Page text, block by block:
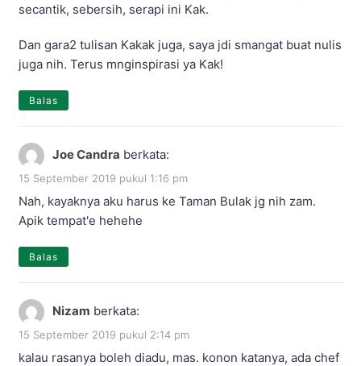
secantik, sebersih, serapi ini Kak.
Dan gara2 tulisan Kakak juga, saya jdi smangat buat nulis
juga nih. Terus mnginspirasi ya Kak!
Balas
Joe Candra berkata:
15 September 2019 pukul 1:16 pm
Nah, kayaknya aku harus ke Taman Bulak jg nih zam.
Apik tempat'e hehehe
Balas
Nizam berkata:
15 September 2019 pukul 2:14 pm
kalau rasanya boleh diadu, mas. konon katanya, ada chef